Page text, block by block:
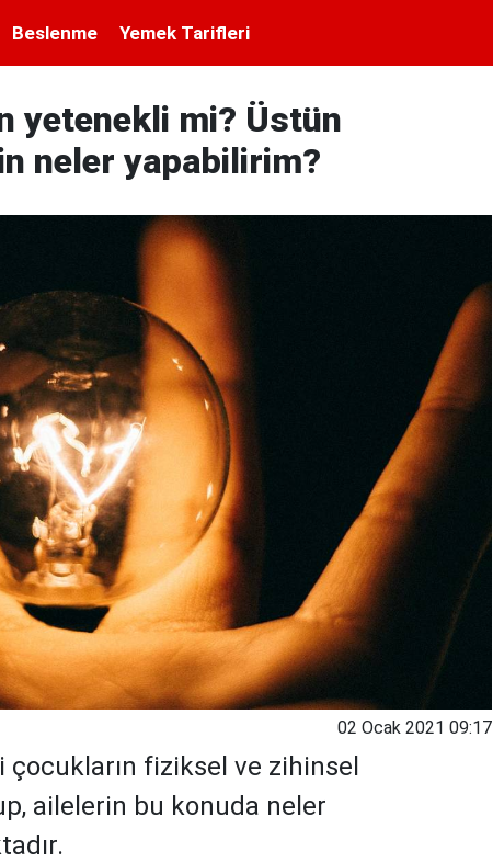
Beslenme Yemek Tarifleri
yetenekli mi? Üstün
neler yapabilirim?
02 Ocak 2021 09:17
çocukların fiziksel ve zihinsel
ailelerin bu konuda neler